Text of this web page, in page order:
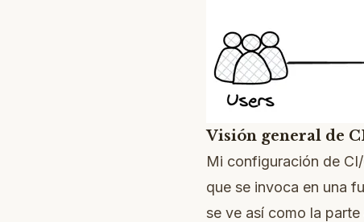
Visión general de
Mi configuración de
que se invoca en una
se ve así como la parte